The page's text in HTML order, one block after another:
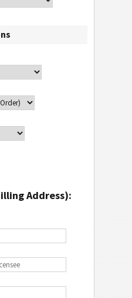
Address):